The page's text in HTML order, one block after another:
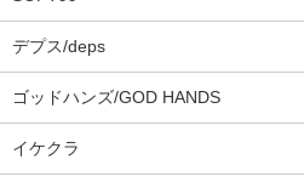
デプス/deps
ゴッドハンズ/GOD HANDS
イケクラ